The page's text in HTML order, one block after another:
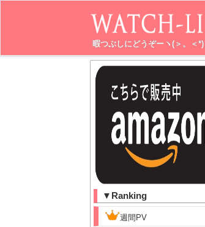
暇つぶしにどうぞーヽ(＞。＜*)
▼Ranking
週間PV